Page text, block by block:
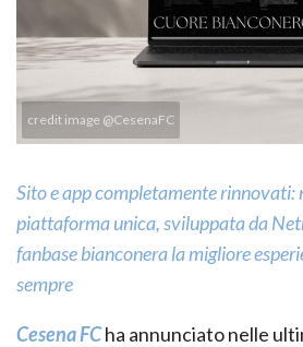
credit image @CesenaFC
Sito e app completamente rinnovati:
piattaforma unica, sviluppata da
fanbase bianconera la migliore
sempre
Cesena FCha annunciato nelle